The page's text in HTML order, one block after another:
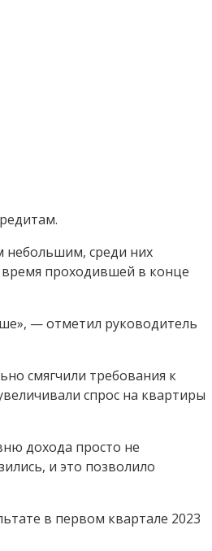
небольшим, среди них
время проходившей в конце
— отметил руководитель
смягчили требования к
спрос на квартиры
дохода просто не
и это позволило
в первом квартале 2023